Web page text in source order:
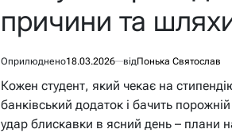
причини та
Оприлюднено18.03.2026 відПонька Святослав
Кожен студент, який чекає на
банківський додаток і бачить
удар блискавки в ясний день – плани